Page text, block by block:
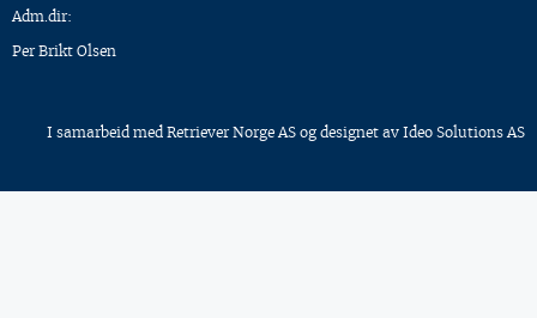
Adm.dir:
Per Brikt Olsen
I samarbeid med Retriever Norge AS og designet av Ideo Solutions AS